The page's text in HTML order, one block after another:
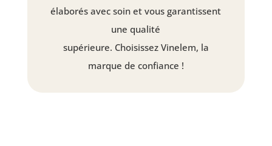
élaborés avec soin et vous garantissent
une qualité
supérieure. Choisissez Vinelem, la
marque de confiance !